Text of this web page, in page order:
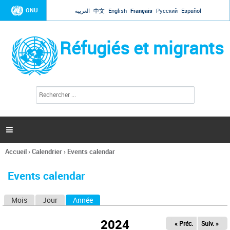
Jump to navigation
ONU العربية 中文 English Français Русский Español
Réfugiés et migrants
l
c
h
e

Vous
ici
Accueil›Calendrier› Events calendar
Events calendar
Mois Jour Année
2024 « Préc. Suiv. »